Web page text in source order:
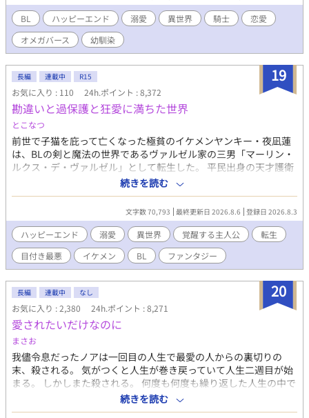
BL ハッピーエンド 溺愛 異世界 騎士
恋愛
オメガバース
幼馴染
19
長編 連載中 R15
お気に入り : 110 24h.ポイント : 8,372
勘違いと過保護と狂愛に満ちた世界
とこなつ
前世で子猫を庇って亡くなった極貧のイケメンヤンキー・夜凪蓮
は、BLの剣と魔法の世界であるヴァルゼル家の三男「マーリン・
ルクス・デ・ヴァルゼル」として転生した。 平民出身の天才護衛
としてやってきた美少年・アルベール（アル）と出会い、幼少期
に母エリスの劇薬の毒からアルを救おうとした際、マーリンは
【空間支配の大魔術】に覚醒して彼を救った。アルはマーリンに
密かな強烈な恋心を抱いており、毎夜エリスに「本日のマーリン
報告」を行っている。 当主である父ヴィンセントや双子の兄た
ち、さらに母方の祖父母は、マーリンを「ヴァルゼル家の至宝」
「天使」と呼び、過剰なまでの溺愛を注いでいる。しかし、中身
がビビりな小心者であるマーリンは、その重すぎるプレッシャー
に日々怯え、憂鬱を感じていた。 歴史や一族の家系図を学ぶ中、
マーリンは母エリスの名前からミドルネーム「ルクス」が抜けて
いることに気づく。母が冷遇されているという壮大な勘違いをし
たマーリンは、ショックのあまり発作的に魔力を暴走させるが、
アルに鎮められる。翌日、納得がいかないまま魔力切れと疲労に
より自室で寝込み、母への想いを巡らせている。
続きを読む
文字数 70,793 最終更新日 2026.8.6 登録日 2026.8.3
ハッピーエンド 溺愛 異世界 覚醒する主人公
転生
目付き最悪
イケメン BL ファンタジー
20
長編 連載中 なし
お気に入り : 2,380 24h.ポイント : 8,271
愛されたいだけなのに
まさお
我儘令息だったノアは一回目の人生で最愛の人からの裏切りの
末、殺される。 気がつくと人生が巻き戻っていて人生二週目が始
まる。 しかしまた殺される。 何度も何度も繰り返した人生の中で
自分が愛されることを諦めてしまった。 2026.06.06 感想の受付は
停止しました
続きを読む